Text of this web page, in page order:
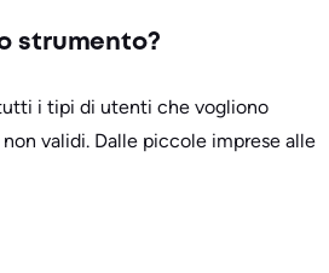
strumento?
i tipi di utenti che vogliono
validi. Dalle piccole imprese alle